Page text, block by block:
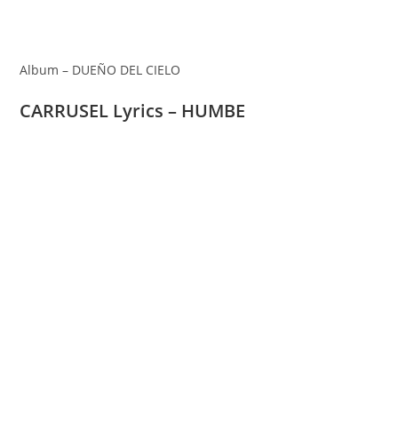
Album – DUEÑO DEL CIELO
CARRUSEL Lyrics – HUMBE